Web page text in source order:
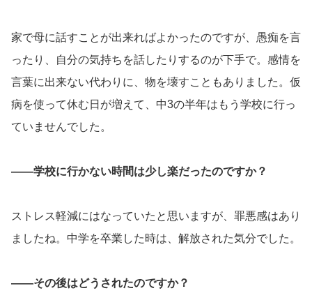
家で母に話すことが出来ればよかったのですが、愚痴を言
ったり、自分の気持ちを話したりするのが下手で。感情を
言葉に出来ない代わりに、物を壊すこともありました。仮
病を使って休む日が増えて、中3の半年はもう学校に行っ
ていませんでした。
――学校に行かない時間は少し楽だったのですか？
ストレス軽減にはなっていたと思いますが、罪悪感はあり
ましたね。中学を卒業した時は、解放された気分でした。
――その後はどうされたのですか？